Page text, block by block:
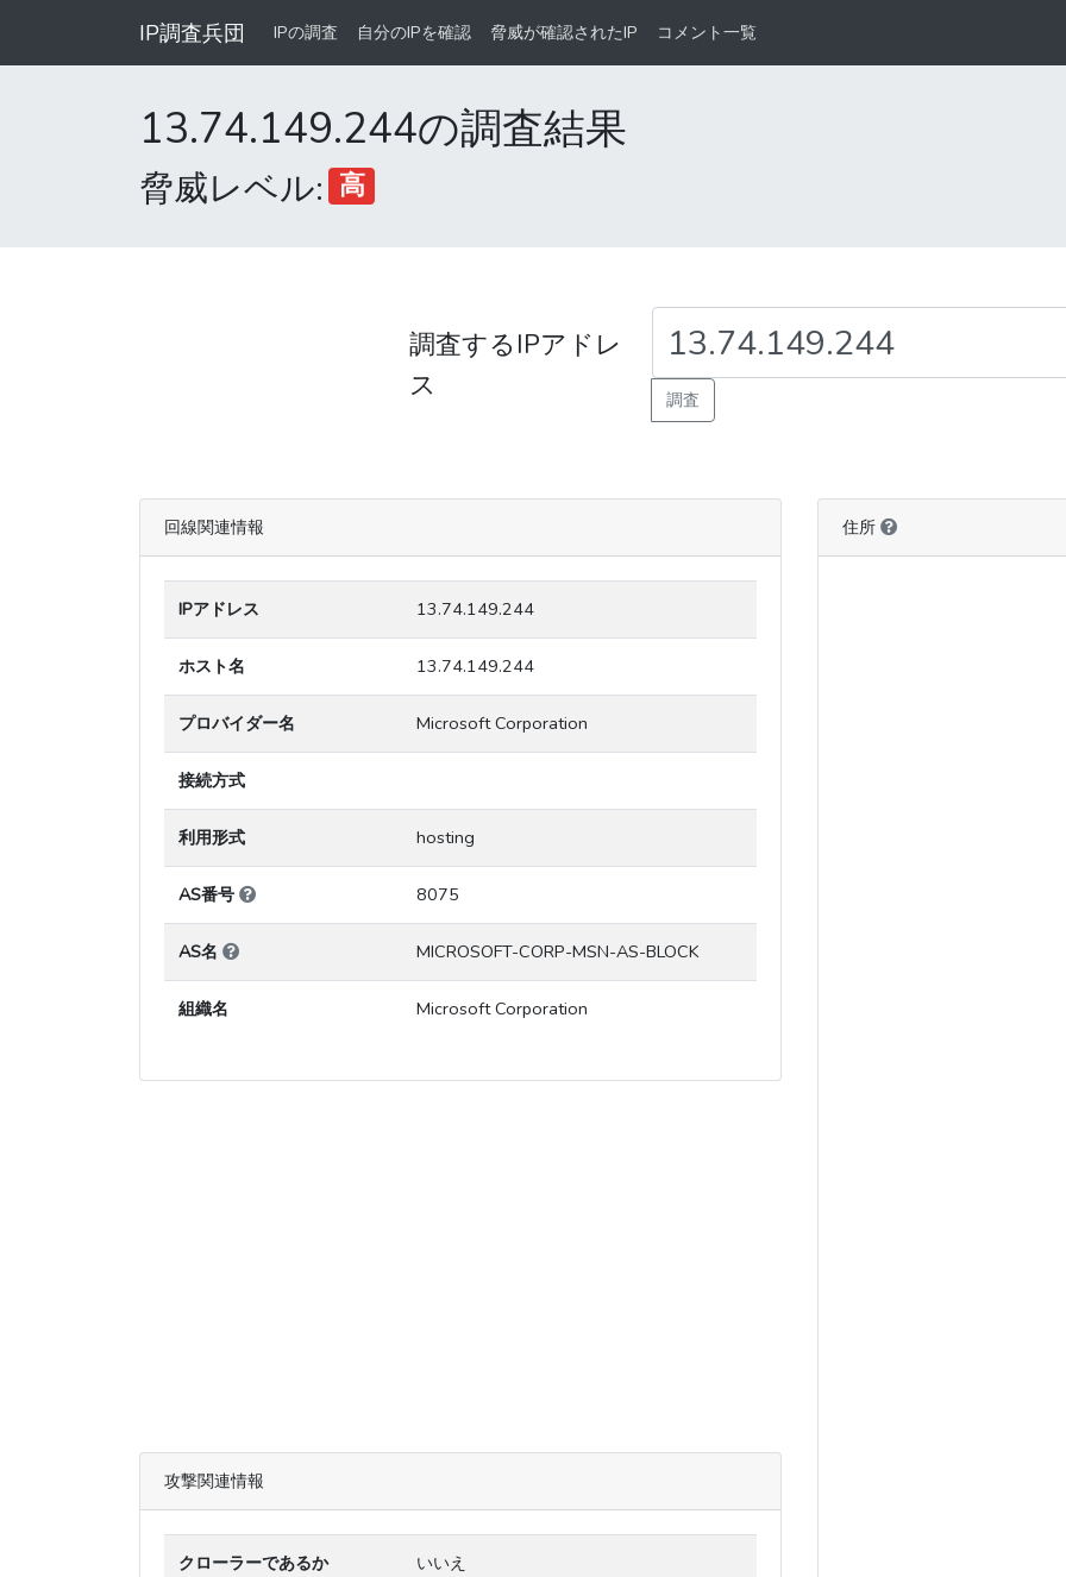
IP調査兵団 IPの調査 自分のIPを確認 脅威が確認されたIP コメント一覧
13.74.149.244の調査結果
脅威レベル: 高
調査するIPアドレ
ス
調査
回線関連情報
IPアドレス 13.74.149.244
ホスト名 13.74.149.244
プロバイダー名 Microsoft Corporation
接続方式
利用形式 hosting
AS番号 8075
AS名 MICROSOFT-CORP-MSN-AS-BLOCK
組織名 Microsoft Corporation
攻撃関連情報
クローラーであるか いいえ
住所